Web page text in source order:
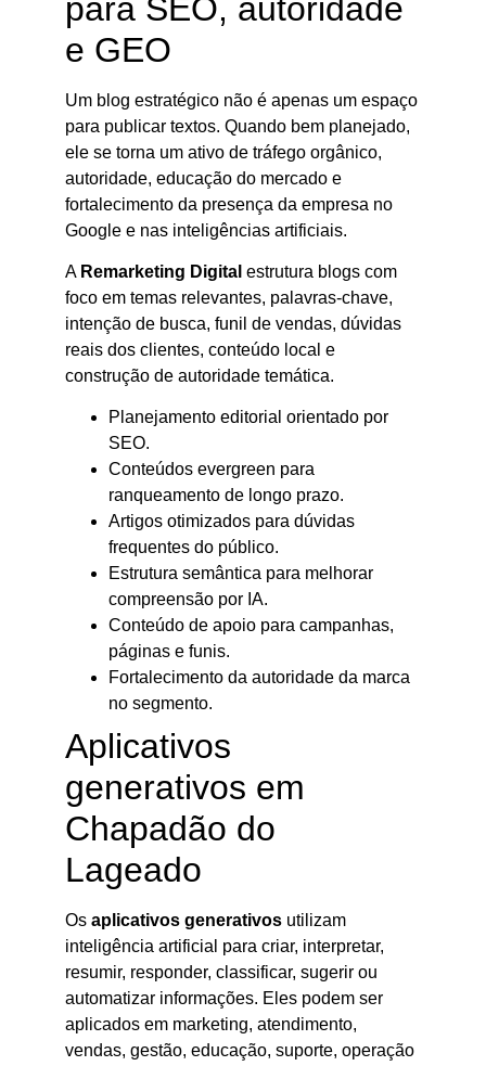
para SEO, autoridade
e GEO
Um blog estratégico não é apenas um espaço
para publicar textos. Quando bem planejado,
ele se torna um ativo de tráfego orgânico,
autoridade, educação do mercado e
fortalecimento da presença da empresa no
Google e nas inteligências artificiais.
A Remarketing Digital estrutura blogs com
foco em temas relevantes, palavras-chave,
intenção de busca, funil de vendas, dúvidas
reais dos clientes, conteúdo local e
construção de autoridade temática.
Planejamento editorial orientado por
SEO.
Conteúdos evergreen para
ranqueamento de longo prazo.
Artigos otimizados para dúvidas
frequentes do público.
Estrutura semântica para melhorar
compreensão por IA.
Conteúdo de apoio para campanhas,
páginas e funis.
Fortalecimento da autoridade da marca
no segmento.
Aplicativos
generativos em
Chapadão do
Lageado
Os aplicativos generativos utilizam
inteligência artificial para criar, interpretar,
resumir, responder, classificar, sugerir ou
automatizar informações. Eles podem ser
aplicados em marketing, atendimento,
vendas, gestão, educação, suporte, operação